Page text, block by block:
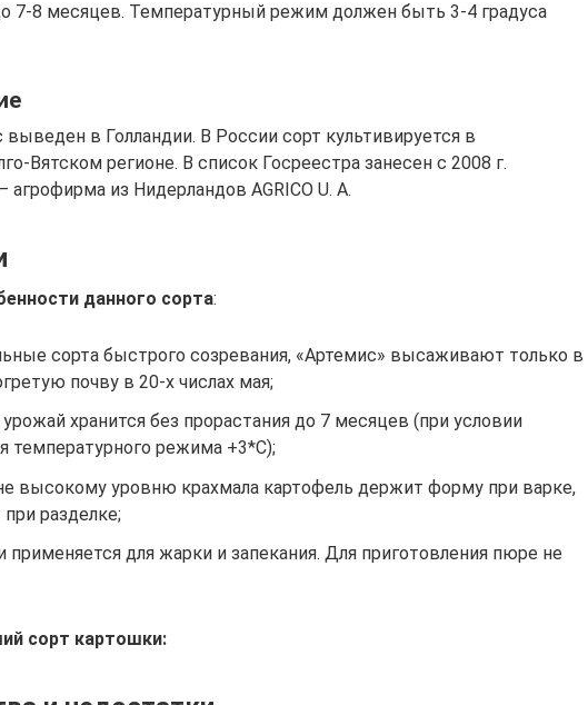
7-8 месяцев. Температурный режим должен быть 3-4 градуса
в Голландии. В России сорт культивируется в
Вятском регионе. В список Госреестра занесен с 2008 г.
агрофирма из Нидерландов AGRICO U. A.
данного сорта:
сорта быстрого созревания, «Артемис» высаживают только в
почву в 20-х числах мая;
хранится без прорастания до 7 месяцев (при условии
температурного режима +3*С);
высокому уровню крахмала картофель держит форму при варке,
разделке;
применяется для жарки и запекания. Для приготовления пюре не
сорт картошки: